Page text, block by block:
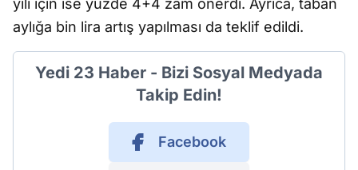
yılı için ise yüzde 4+4 zam önerdi. Ayrıca, taban
aylığa bin lira artış yapılması da teklif edildi.
Yedi 23 Haber - Bizi Sosyal Medyada
Takip Edin!
Facebook